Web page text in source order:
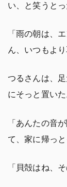
い、と笑うとっ
「雨の朝は、
ん、いつもよ
つるさんは、
にそっと置いた
「あんたの音
て、家に帰っと
「貝殻はね、